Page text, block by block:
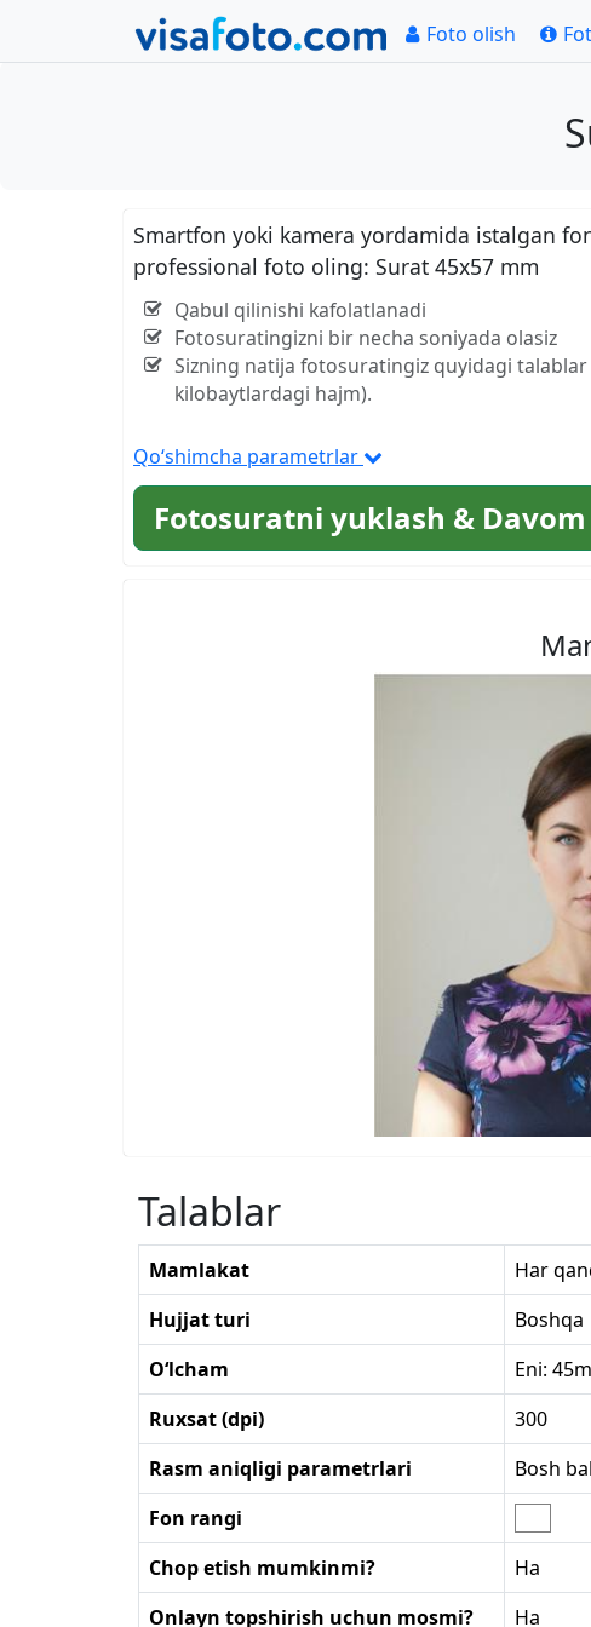
Foto olish
Smartfon yoki kamera yordamida istalgan
professional foto oling: Surat 45x57 mm
Qabul qilinishi kafolatlanadi
Fotosuratingizni bir necha soniyada olasiz
Sizning natija fotosuratingiz quyidagi talablar
kilobaytlardagi hajm).
Qo‘shimcha parametrlar
Fotosuratni yuklash &
Talablar
Mamlakat
Har
Hujjat turi
Boshqa
O‘lcham
Eni:
Ruxsat (dpi)
300
Rasm aniqligi parametrlari
Bosh
Fon rangi
Chop etish mumkinmi?
Ha
Onlayn topshirish uchun mosmi?
Ha